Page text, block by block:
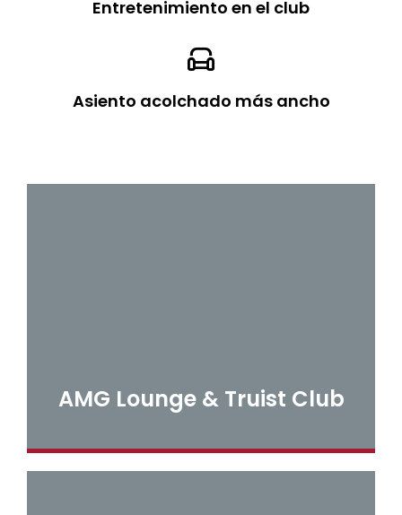
Entretenimiento en el club

Asiento acolchado más ancho
AMG Lounge & Truist Club